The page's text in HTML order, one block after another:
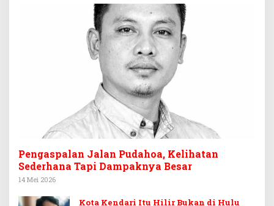
Pengaspalan Jalan Pudahoa, Kelihatan
Sederhana Tapi Dampaknya Besar
14 Mei 2026
Kota Kendari Itu Hilir Bukan di Hulu